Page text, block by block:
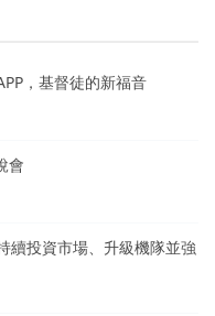
，基督徒的新福音
會
續投資市場、升級機隊並強